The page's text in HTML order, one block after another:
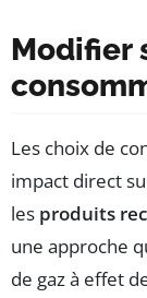
Modifier
Les choix de
impact direct
les produits
une approche
de gaz à effet